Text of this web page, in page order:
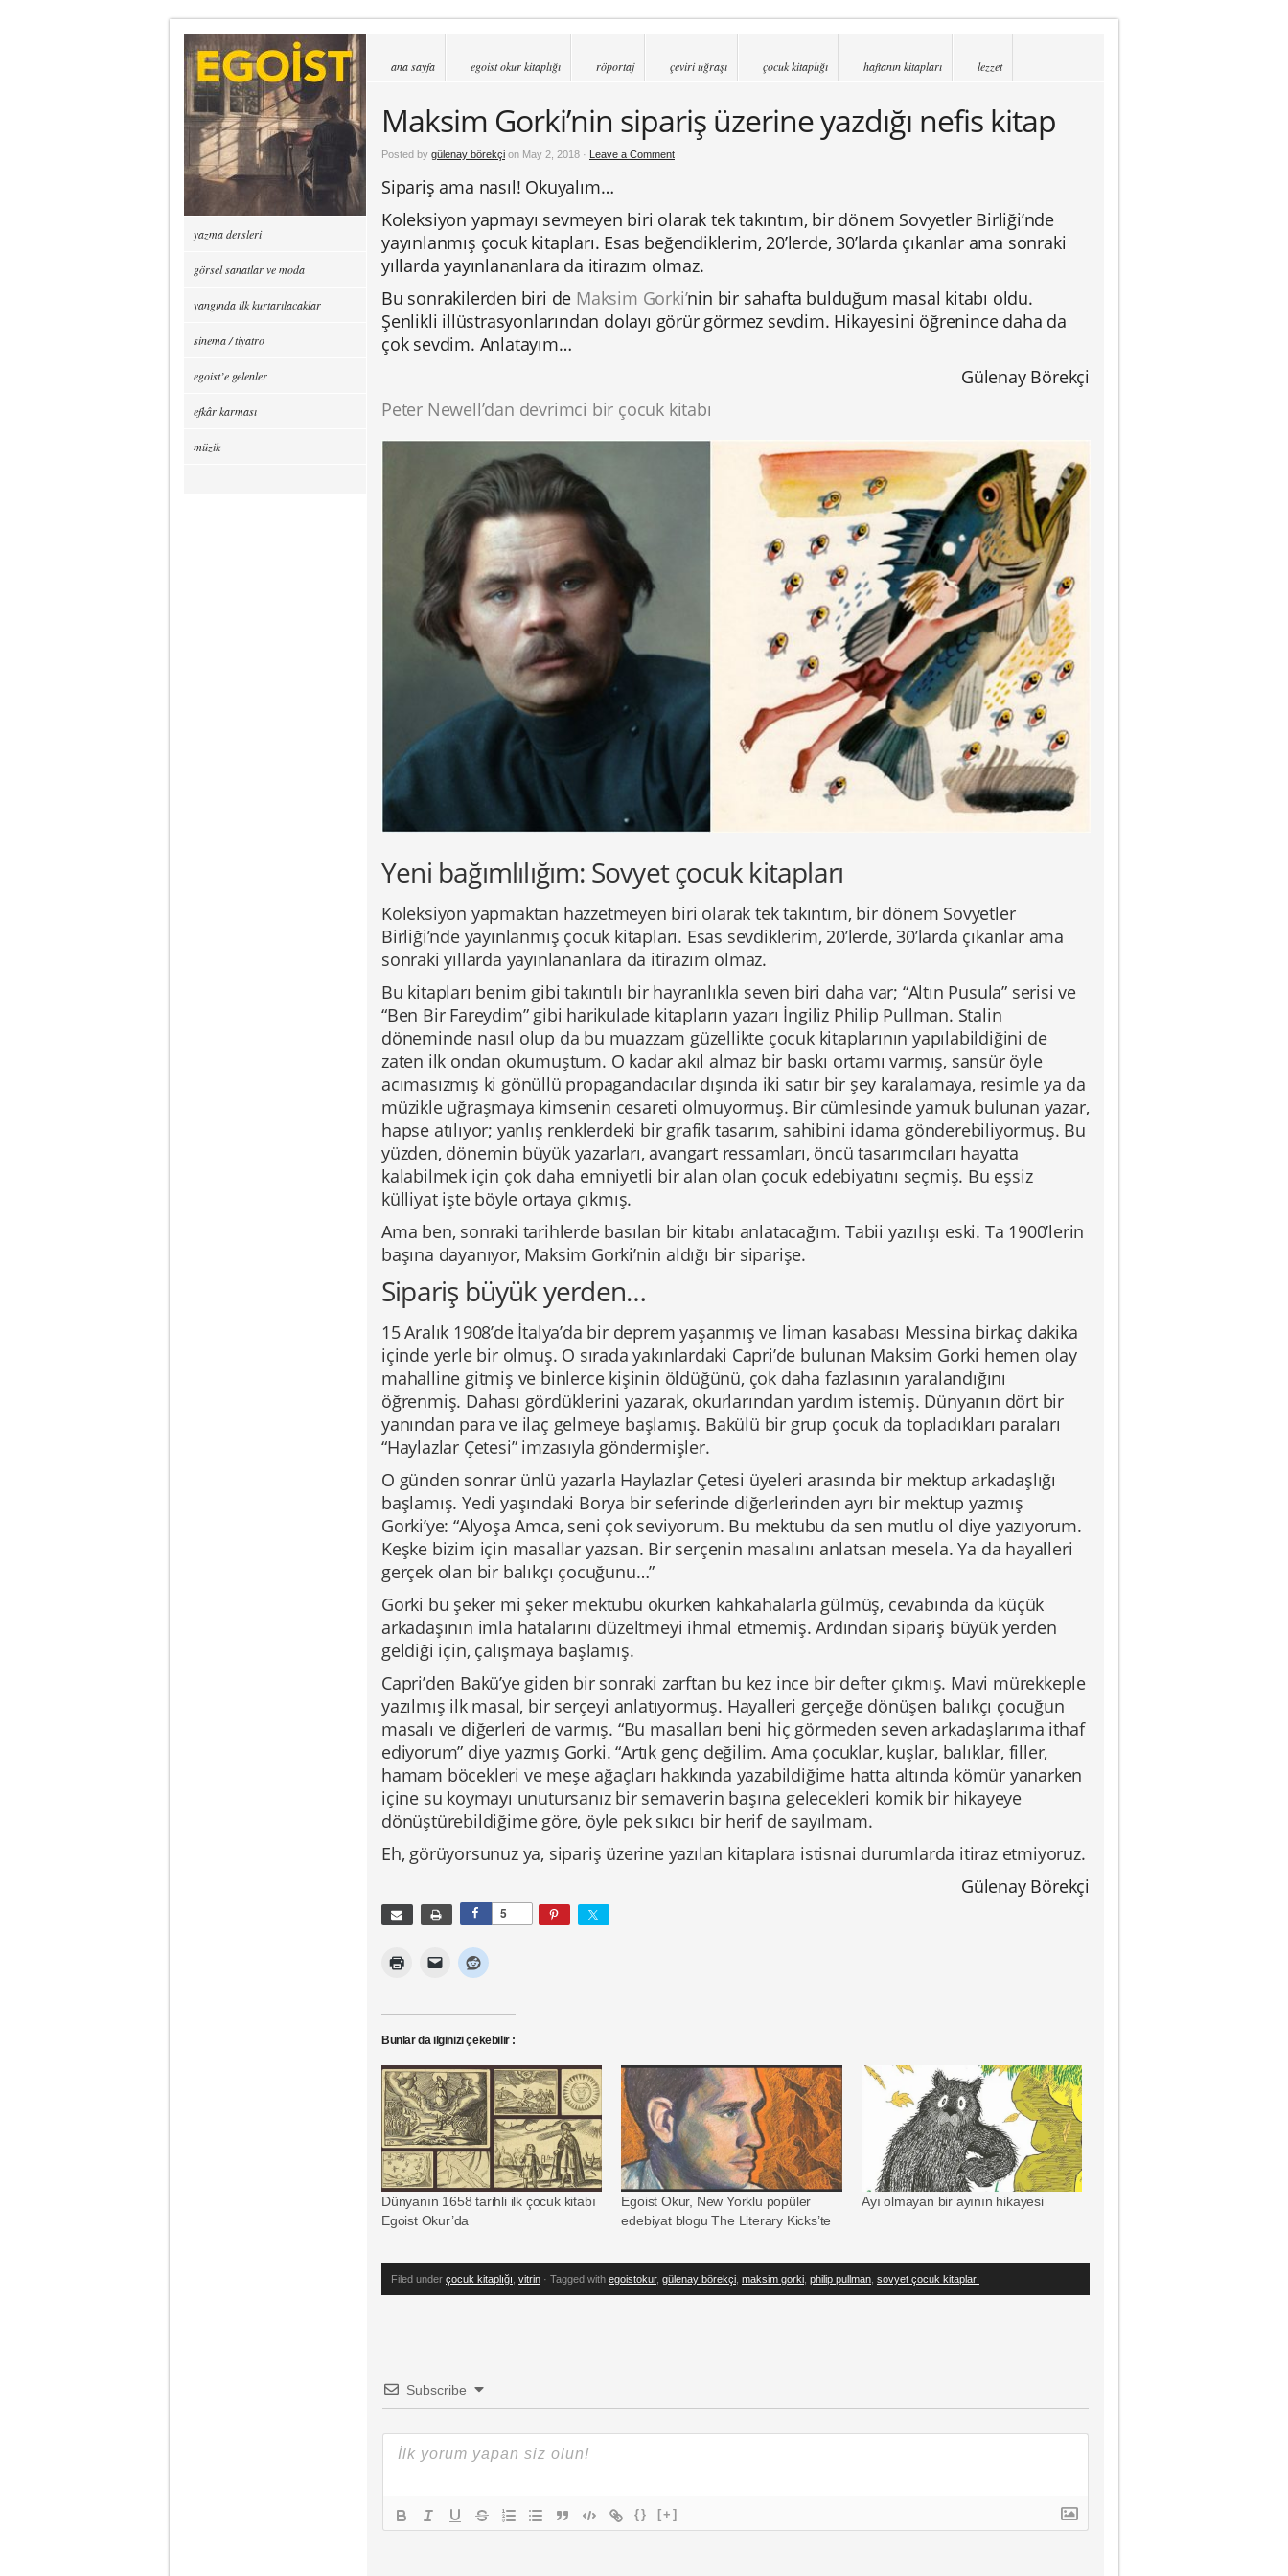
ana sayfa egoist okur kitaplığı röportaj çeviri uğraşı çocuk kitaplığı haftanın kitapları lezzet
Maksim Gorki’nin sipariş üzerine yazdığı nefis kitap
Posted by gülenay börekçi on May 2, 2018 · Leave a Comment
Sipariş ama nasıl! Okuyalım…
Koleksiyon yapmayı sevmeyen biri olarak tek takıntım, bir dönem Sovyetler Birliği’nde
yayınlanmış çocuk kitapları. Esas beğendiklerim, 20’lerde, 30’larda çıkanlar ama sonraki
yıllarda yayınlananlara da itirazım olmaz.
Bu sonrakilerden biri de Maksim Gorki’nin bir sahafta bulduğum masal kitabı oldu.
Şenlikli illüstrasyonlarından dolayı görür görmez sevdim. Hikayesini öğrenince daha da
çok sevdim. Anlatayım…
Gülenay Börekçi
Peter Newell’dan devrimci bir çocuk kitabı
Yeni bağımlılığım: Sovyet çocuk kitapları
Koleksiyon yapmaktan hazzetmeyen biri olarak tek takıntım, bir dönem Sovyetler
Birliği’nde yayınlanmış çocuk kitapları. Esas sevdiklerim, 20’lerde, 30’larda çıkanlar ama
sonraki yıllarda yayınlananlara da itirazım olmaz.
Bu kitapları benim gibi takıntılı bir hayranlıkla seven biri daha var; “Altın Pusula” serisi ve
“Ben Bir Fareydim” gibi harikulade kitapların yazarı İngiliz Philip Pullman. Stalin
döneminde nasıl olup da bu muazzam güzellikte çocuk kitaplarının yapılabildiğini de
zaten ilk ondan okumuştum. O kadar akıl almaz bir baskı ortamı varmış, sansür öyle
acımasızmış ki gönüllü propagandacılar dışında iki satır bir şey karalamaya, resimle ya da
müzikle uğraşmaya kimsenin cesareti olmuyormuş. Bir cümlesinde yamuk bulunan yazar,
hapse atılıyor; yanlış renklerdeki bir grafik tasarım, sahibini idama gönderebiliyormuş. Bu
yüzden, dönemin büyük yazarları, avangart ressamları, öncü tasarımcıları hayatta
kalabilmek için çok daha emniyetli bir alan olan çocuk edebiyatını seçmiş. Bu eşsiz
külliyat işte böyle ortaya çıkmış.
Ama ben, sonraki tarihlerde basılan bir kitabı anlatacağım. Tabii yazılışı eski. Ta 1900’lerin
başına dayanıyor, Maksim Gorki’nin aldığı bir siparişe.
Sipariş büyük yerden…
15 Aralık 1908’de İtalya’da bir deprem yaşanmış ve liman kasabası Messina birkaç dakika
içinde yerle bir olmuş. O sırada yakınlardaki Capri’de bulunan Maksim Gorki hemen olay
mahalline gitmiş ve binlerce kişinin öldüğünü, çok daha fazlasının yaralandığını
öğrenmiş. Dahası gördüklerini yazarak, okurlarından yardım istemiş. Dünyanın dört bir
yanından para ve ilaç gelmeye başlamış. Bakülü bir grup çocuk da topladıkları paraları
“Haylazlar Çetesi” imzasıyla göndermişler.
O günden sonrar ünlü yazarla Haylazlar Çetesi üyeleri arasında bir mektup arkadaşlığı
başlamış. Yedi yaşındaki Borya bir seferinde diğerlerinden ayrı bir mektup yazmış
Gorki’ye: “Alyoşa Amca, seni çok seviyorum. Bu mektubu da sen mutlu ol diye yazıyorum.
Keşke bizim için masallar yazsan. Bir serçenin masalını anlatsan mesela. Ya da hayalleri
gerçek olan bir balıkçı çocuğunu…”
Gorki bu şeker mi şeker mektubu okurken kahkahalarla gülmüş, cevabında da küçük
arkadaşının imla hatalarını düzeltmeyi ihmal etmemiş. Ardından sipariş büyük yerden
geldiği için, çalışmaya başlamış.
Capri’den Bakü’ye giden bir sonraki zarftan bu kez ince bir defter çıkmış. Mavi mürekkeple
yazılmış ilk masal, bir serçeyi anlatıyormuş. Hayalleri gerçeğe dönüşen balıkçı çocuğun
masalı ve diğerleri de varmış. “Bu masalları beni hiç görmeden seven arkadaşlarıma ithaf
ediyorum” diye yazmış Gorki. “Artık genç değilim. Ama çocuklar, kuşlar, balıklar, filler,
hamam böcekleri ve meşe ağaçları hakkında yazabildiğime hatta altında kömür yanarken
içine su koymayı unutursanız bir semaverin başına gelecekleri komik bir hikayeye
dönüştürebildiğime göre, öyle pek sıkıcı bir herif de sayılmam.
Eh, görüyorsunuz ya, sipariş üzerine yazılan kitaplara istisnai durumlarda itiraz etmiyoruz.
Gülenay Börekçi
5
Bunlar da ilginizi çekebilir :
Dünyanın 1658 tarihli ilk çocuk kitabı
Egoist Okur’da
Egoist Okur, New Yorklu popüler
edebiyat blogu The Literary Kicks’te
Ayı olmayan bir ayının hikayesi
Filed under çocuk kitaplığı vitrin · Tagged with egoistokur, gülenay börekçi maksim gorki philip pullman sovyet çocuk kitapları
Subscribe
{} [+]
yazma dersleri
görsel sanatlar ve moda
yangında ilk kurtarılacaklar
sinema / tiyatro
egoist’e gelenler
efkâr karması
müzik